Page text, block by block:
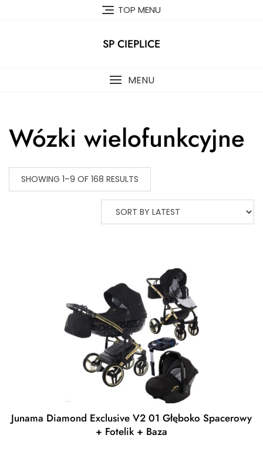
TOP MENU
SP CIEPLICE
MENU
Wózki wielofunkcyjne
SHOWING 1–9 OF 168 RESULTS
Junama Diamond Exclusive V2 01 Głęboko Spacerowy
+ Fotelik + Baza